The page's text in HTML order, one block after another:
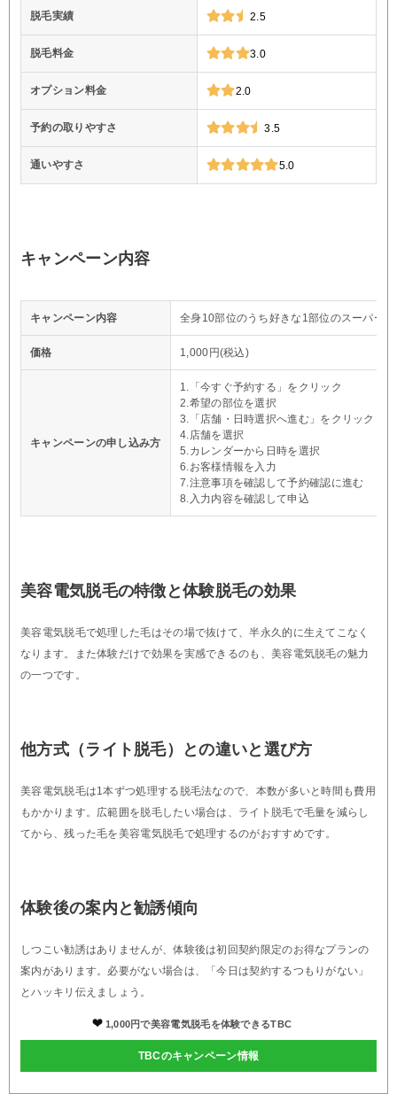
脱毛実績 2.5
脱毛料金 3.0
オプション料金 2.0
予約の取りやすさ 3.5
通いやすさ 5.0
キャンペーン内容
キャンペーン内容 全身10部位のうち好きな1部位のスーパー
価格 1,000円(税込)
キャンペーンの申し込み方
1.「今すぐ予約する」をクリック
2.希望の部位を選択
3.「店舗・日時選択へ進む」をクリック
4.店舗を選択
5.カレンダーから日時を選択
6.お客様情報を入力
7.注意事項を確認して予約確認に進む
8.入力内容を確認して申込
美容電気脱毛の特徴と体験脱毛の効果
美容電気脱毛で処理した毛はその場で抜けて、半永久的に生えてこなく
なります。また体験だけで効果を実感できるのも、美容電気脱毛の魅力
の一つです。
他方式（ライト脱毛）との違いと選び方
美容電気脱毛は1本ずつ処理する脱毛法なので、本数が多いと時間も費用
もかかります。広範囲を脱毛したい場合は、ライト脱毛で毛量を減らし
てから、残った毛を美容電気脱毛で処理するのがおすすめです。
体験後の案内と勧誘傾向
しつこい勧誘はありませんが、体験後は初回契約限定のお得なプランの
案内があります。必要がない場合は、「今日は契約するつもりがない」
とハッキリ伝えましょう。
1,000円で美容電気脱毛を体験できるTBC
TBCのキャンペーン情報